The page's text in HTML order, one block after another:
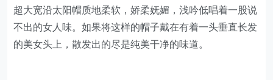
超大宽沿太阳帽质地柔软，娇柔妩媚，浅吟低唱着一股说
不出的女人味。如果将这样的帽子戴在有着一头垂直长发
的美女头上，散发出的尽是纯美干净的味道。